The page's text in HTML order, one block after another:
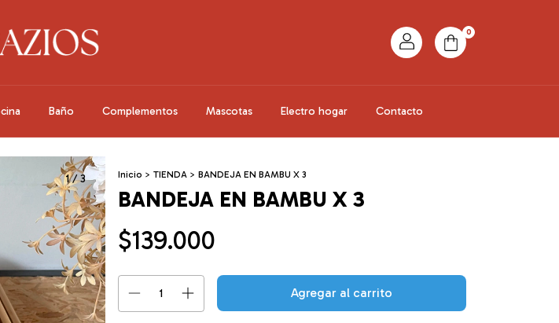
0
Baño Complementos Mascotas Electro hogar Contacto
1/3 Inicio > TIENDA > BANDEJA EN BAMBU X 3
BANDEJA EN BAMBU X 3
$139.000